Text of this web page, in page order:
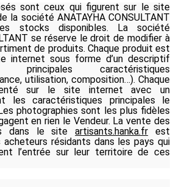
sont ceux qui figurent sur le site
la société ANATAYHA CONSULTANT
stocks disponibles. La société
se réserve le droit de modifier à
de produits. Chaque produit est
internet sous forme d’un descriptif
caractéristiques
utilisation, composition…). Chaque
sur le site internet avec un
les caractéristiques principales le
photographies sont les plus fidèles
en rien le Vendeur. La vente des
dans le siteartisants.hanka.fr est
résidants dans les pays qui
l’entrée sur leur territoire de ces